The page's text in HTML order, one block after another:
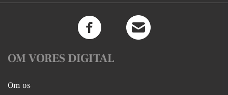
OM VORES DIGITAL
Om os